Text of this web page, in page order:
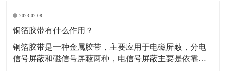
电布可分为：镀镍导电布，镀金导电布，镀炭导电布，
铝箔纤维复合布这几种，这几种导电布从外观上有平纹
和网格区
2023-02-08
铜箔胶带有什么作用？
铜箔胶带是一种金属胶带，主要应用于电磁屏蔽，分电
信号屏蔽和磁信号屏蔽两种，电信号屏蔽主要是依靠铜